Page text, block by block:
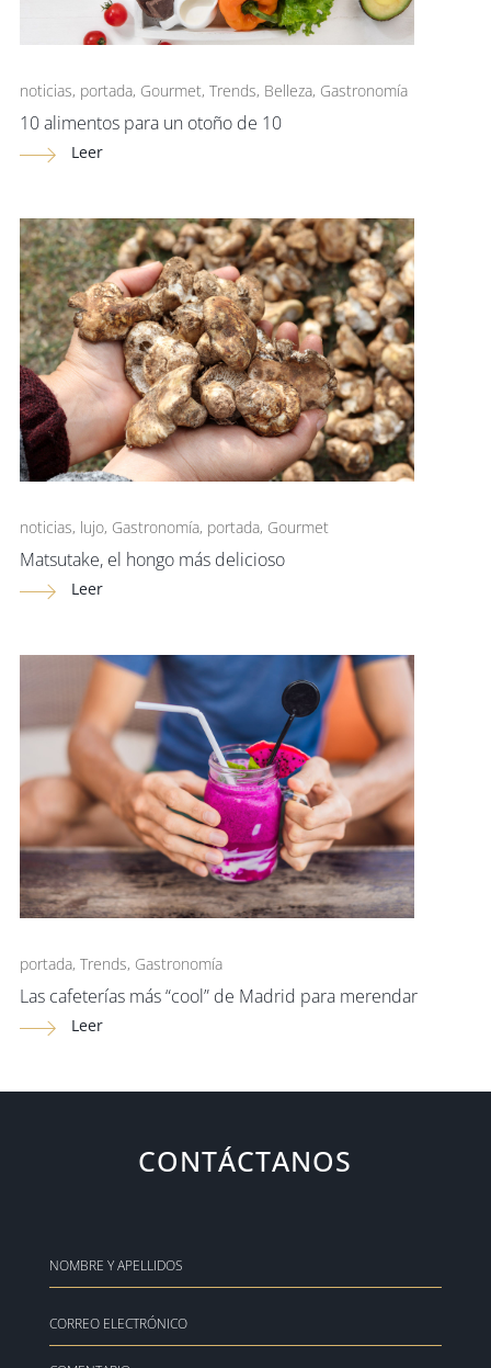
noticias, portada, Gourmet, Trends, Belleza, Gastronomía
10 alimentos para un otoño de 10
Leer
noticias, lujo, Gastronomía, portada, Gourmet
Matsutake, el hongo más delicioso
Leer
portada, Trends, Gastronomía
Las cafeterías más “cool” de Madrid para merendar
Leer
CONTÁCTANOS